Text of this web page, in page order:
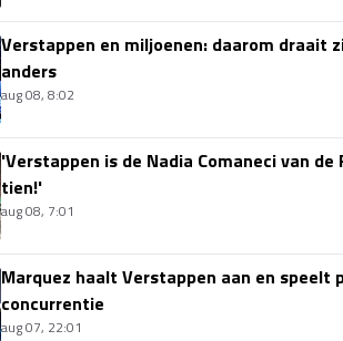
Verstappen en miljoenen: daarom draait
anders
aug 08, 8:02
'Verstappen is de Nadia Comaneci van
tien!'
aug 08, 7:01
Marquez haalt Verstappen aan en speelt
concurrentie
aug 07, 22:01